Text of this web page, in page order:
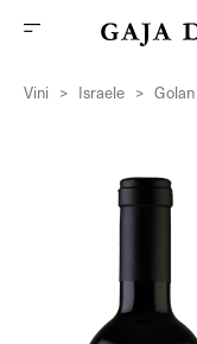
Vini > Israele >